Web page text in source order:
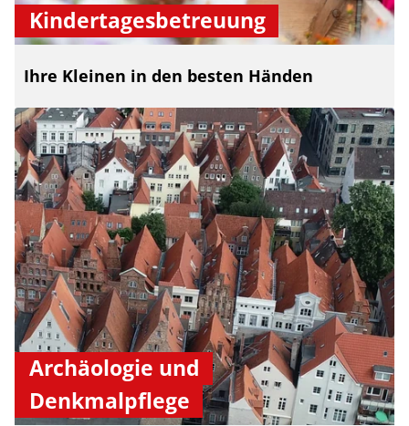
Kindertagesbetreuung
Ihre Kleinen in den besten Händen
Archäologie und
Denkmalpflege